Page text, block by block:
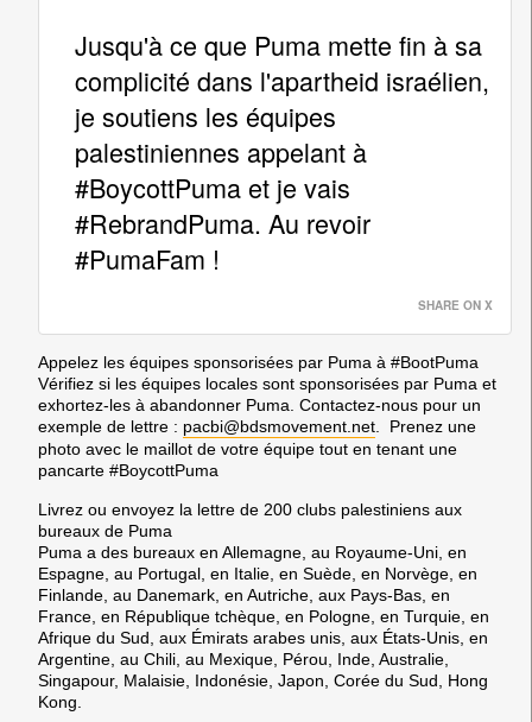
Jusqu'à ce que Puma mette fin à sa
complicité dans l'apartheid israélien,
je soutiens les équipes
palestiniennes appelant à
#BoycottPuma et je vais
#RebrandPuma. Au revoir
#PumaFam !
SHARE ON X
Appelez les équipes sponsorisées par Puma à #BootPuma
Vérifiez si les équipes locales sont sponsorisées par Puma et
exhortez-les à abandonner Puma. Contactez-nous pour un
exemple de lettre : pacbi@bdsmovement.net . Prenez une
photo avec le maillot de votre équipe tout en tenant une
pancarte #BoycottPuma
Livrez ou envoyez la lettre de 200 clubs palestiniens aux
bureaux de Puma
Puma a des bureaux en Allemagne, au Royaume-Uni, en
Espagne, au Portugal, en Italie, en Suède, en Norvège, en
Finlande, au Danemark, en Autriche, aux Pays-Bas, en
France, en République tchèque, en Pologne, en Turquie, en
Afrique du Sud, aux Émirats arabes unis, aux États-Unis, en
Argentine, au Chili, au Mexique, Pérou, Inde, Australie,
Singapour, Malaisie, Indonésie, Japon, Corée du Sud, Hong
Kong.